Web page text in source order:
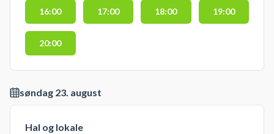
16:00 17:00 18:00 19:00
20:00
søndag 23. august
Hal og lokale